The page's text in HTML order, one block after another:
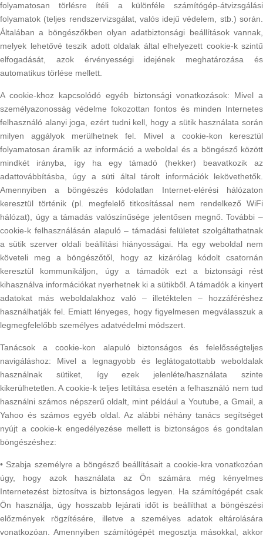
folyamatosan törlésre ítéli a különféle számítógép-átvizsgálási
folyamatok (teljes rendszervizsgálat, valós idejű védelem, stb.) során.
Általában a böngészőkben olyan adatbiztonsági beállítások vannak,
melyek lehetővé teszik adott oldalak által elhelyezett cookie-k szintű
elfogadását, azok érvényességi idejének meghatározása és
automatikus törlése mellett.
A cookie-khoz kapcsolódó egyéb biztonsági vonatkozások: Mivel a
személyazonosság védelme fokozottan fontos és minden Internetes
felhasználó alanyi joga, ezért tudni kell, hogy a sütik használata során
milyen aggályok merülhetnek fel. Mivel a cookie-kon keresztül
folyamatosan áramlik az információ a weboldal és a böngésző között
mindkét irányba, így ha egy támadó (hekker) beavatkozik az
adattovábbításba, úgy a süti által tárolt információk lekövethetők.
Amennyiben a böngészés kódolatlan Internet-elérési hálózaton
keresztül történik (pl. megfelelő titkosítással nem rendelkező WiFi
hálózat), úgy a támadás valószínűsége jelentősen megnő. További –
cookie-k felhasználásán alapuló – támadási felületet szolgáltathatnak
a sütik szerver oldali beállítási hiányosságai. Ha egy weboldal nem
követeli meg a böngészőtől, hogy az kizárólag kódolt csatornán
keresztül kommunikáljon, úgy a támadók ezt a biztonsági rést
kihasználva információkat nyerhetnek ki a sütikből. A támadók a kinyert
adatokat más weboldalakhoz való – illetéktelen – hozzáféréshez
használhatják fel. Emiatt lényeges, hogy figyelmesen megválasszuk a
legmegfelelőbb személyes adatvédelmi módszert.
Tanácsok a cookie-kon alapuló biztonságos és felelősségteljes
navigáláshoz: Mivel a legnagyobb és leglátogatottabb weboldalak
használnak sütiket, így ezek jelenléte/használata szinte
kikerülhetetlen. A cookie-k teljes letiltása esetén a felhasználó nem tud
használni számos népszerű oldalt, mint például a Youtube, a Gmail, a
Yahoo és számos egyéb oldal. Az alábbi néhány tanács segítséget
nyújt a cookie-k engedélyezése mellett is biztonságos és gondtalan
böngészéshez:
• Szabja személyre a böngésző beállításait a cookie-kra vonatkozóan
úgy, hogy azok használata az Ön számára még kényelmes
Internetezést biztosítva is biztonságos legyen. Ha számítógépét csak
Ön használja, úgy hosszabb lejárati időt is beállíthat a böngészési
előzmények rögzítésére, illetve a személyes adatok eltárolására
vonatkozóan. Amennyiben számítógépét megosztja másokkal, akkor